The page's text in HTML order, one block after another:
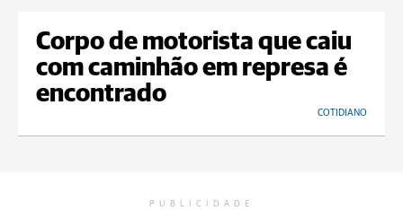
Corpo de motorista que caiu
com caminhão em represa é
encontrado
COTIDIANO
PUBLICIDADE